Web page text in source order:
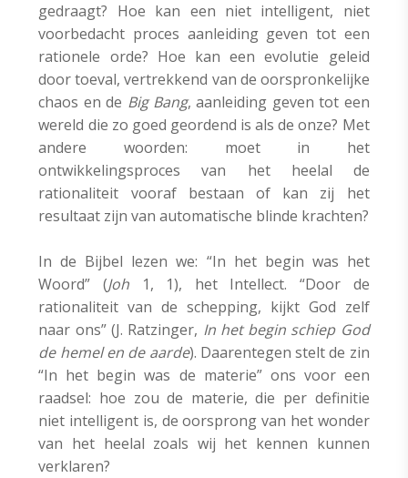
gedraagt? Hoe kan een niet intelligent, niet
voorbedacht proces aanleiding geven tot een
rationele orde? Hoe kan een evolutie geleid
door toeval, vertrekkend van de oorspronkelijke
chaos en de Big Bang, aanleiding geven tot een
wereld die zo goed geordend is als de onze? Met
andere woorden: moet in het
ontwikkelingsproces van het heelal de
rationaliteit vooraf bestaan of kan zij het
resultaat zijn van automatische blinde krachten?
In de Bijbel lezen we: “In het begin was het
Woord” (Joh 1, 1), het Intellect. “Door de
rationaliteit van de schepping, kijkt God zelf
naar ons” (J. Ratzinger, In het begin schiep God
de hemel en de aarde). Daarentegen stelt de zin
“In het begin was de materie” ons voor een
raadsel: hoe zou de materie, die per definitie
niet intelligent is, de oorsprong van het wonder
van het heelal zoals wij het kennen kunnen
verklaren?